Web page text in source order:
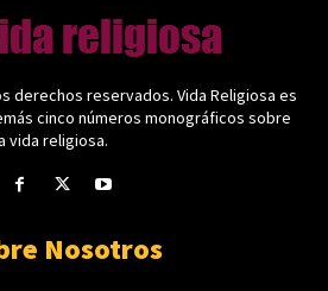
derechos reservados. Vida Religiosa es
cinco números monográficos sobre
vida religiosa.
Nosotros